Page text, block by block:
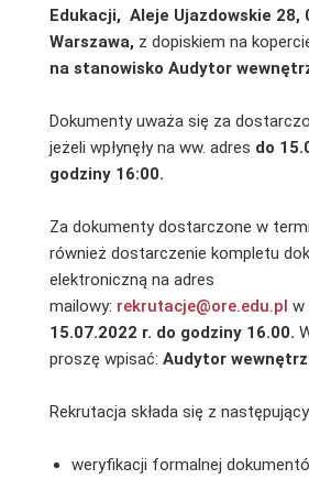
Edukacji, Aleje Ujazdowskie 28,
Warszawa, z dopiskiem na
na stanowisko Audytor
Dokumenty uważa się za
jeżeli wpłynęły na ww. adres do
godziny 16:00.
Za dokumenty dostarczone w
również dostarczenie kompletu
elektroniczną na adres
mailowy: rekrutacje@ore.edu.pl w
15.07.2022 r. do godziny 16.00.
proszę wpisać: Audytor
Rekrutacja składa się z
weryfikacji formalnej